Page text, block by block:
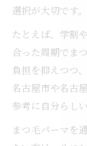
選択が大切です。
たとえば、学割
合った周期でま
負担を抑えつつ
名古屋市や名古
参考に自分らし
まつ毛パーマを